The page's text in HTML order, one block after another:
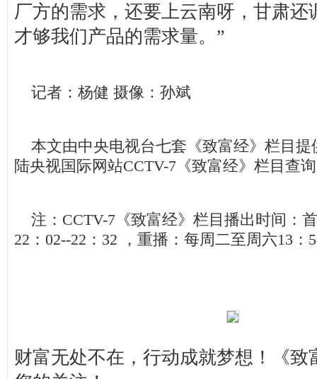
厂方的需求，还要上云南呀，甘肃还
才够我们产品的需求量。”
记者：杨健 摄像：孙斌
本文由中央电视台七套《致富经》栏目提
陆央视国际网站CCTV-7《致富经》栏目查
注：CCTV-7《致富经》栏目播出时间：
22：02--22：32 ，重播：每周二至周六13
财富无处不在，行动成就梦想！《致